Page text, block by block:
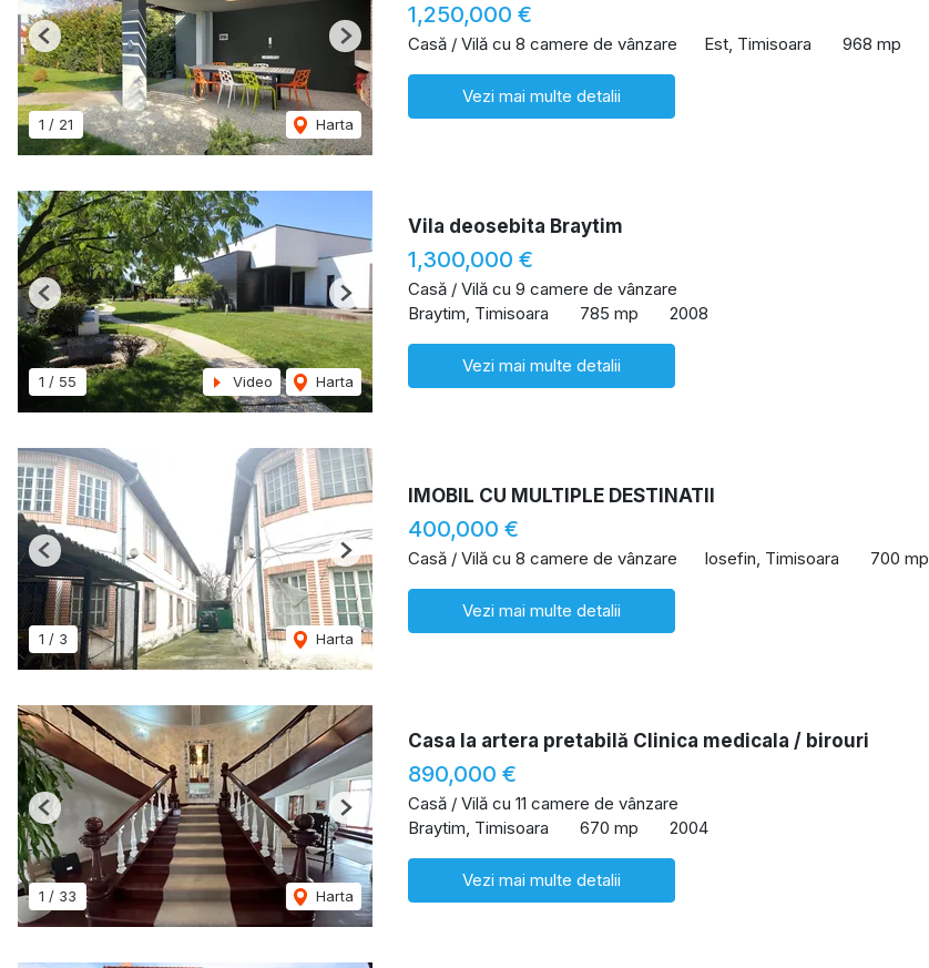
1 / 21 Harta
Previous Next
1,250,000 €
Casă / Vilă cu 8 camere de vânzare Est, Timisoara 968 mp
Vezi mai multe detalii
1 / 55 Video Harta
Previous Next
Vila deosebita Braytim
1,300,000 €
Casă / Vilă cu 9 camere de vânzare
Braytim, Timisoara
785 mp 2008
Vezi mai multe detalii
1 / 3 Harta
Previous Next
IMOBIL CU MULTIPLE DESTINATII
400,000 €
Casă / Vilă cu 8 camere de vânzare Iosefin, Timisoara 700 mp
Vezi mai multe detalii
1 / 33 Harta
Previous Next
Casa la artera pretabilă Clinica medicala / birouri
890,000 €
Casă / Vilă cu 11 camere de vânzare
Braytim, Timisoara
670 mp 2004
Vezi mai multe detalii